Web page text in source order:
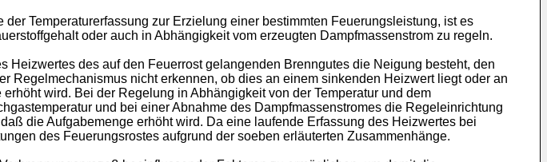
Temperaturerfassung zur Erzielung einer bestimmten Feuerungsleistung, ist es
oder auch in Abhängigkeit vom erzeugten Dampfmassenstrom zu regeln.
des auf den Feuerrost gelangenden Brenngutes die Neigung besteht, den
Regelmechanismus nicht erkennen, ob dies an einem sinkenden Heizwert liegt oder an
wird. Bei der Regelung in Abhängigkeit von der Temperatur und dem
und bei einer Abnahme des Dampfmassenstromes die Regeleinrichtung
die Aufgabemenge erhöht wird. Da eine laufende Erfassung des Heizwertes bei
des Feuerungsrostes aufgrund der soeben erläuterten Zusammenhänge.